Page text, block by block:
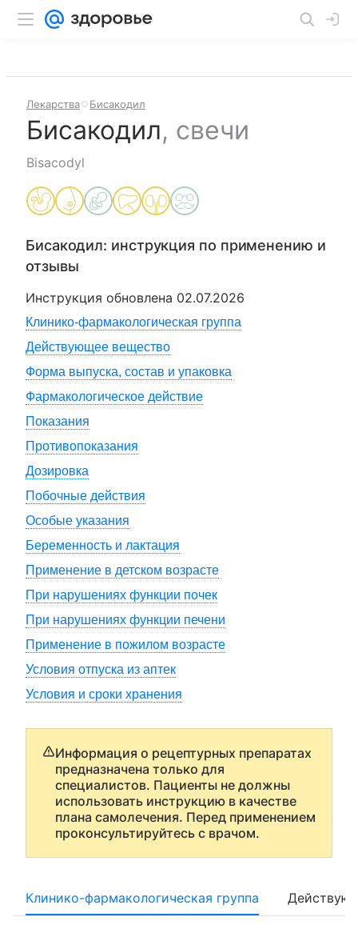
Лекарства Бисакодил
Бисакодил, свечи
Bisacodyl
Бисакодил: инструкция по применению и
отзывы
Инструкция обновлена 02.07.2026
Клинико-фармакологическая группа
Действующее вещество
Форма выпуска, состав и упаковка
Фармакологическое действие
Показания
Противопоказания
Дозировка
Побочные действия
Особые указания
Беременность и лактация
Применение в детском возрасте
При нарушениях функции почек
При нарушениях функции печени
Применение в пожилом возрасте
Условия отпуска из аптек
Условия и сроки хранения
Информация о рецептурных препаратах
предназначена только для
специалистов. Пациенты не должны
использовать инструкцию в качестве
плана самолечения. Перед применением
проконсультируйтесь с врачом.
Клинико-фармакологическая группа